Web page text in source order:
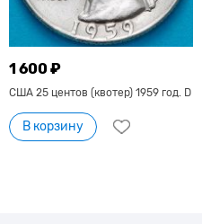
1 600 ₽
США 25 центов (квотер) 1959 год. D
В корзину